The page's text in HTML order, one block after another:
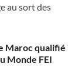
au sort des
Maroc qualifié
Monde FEI